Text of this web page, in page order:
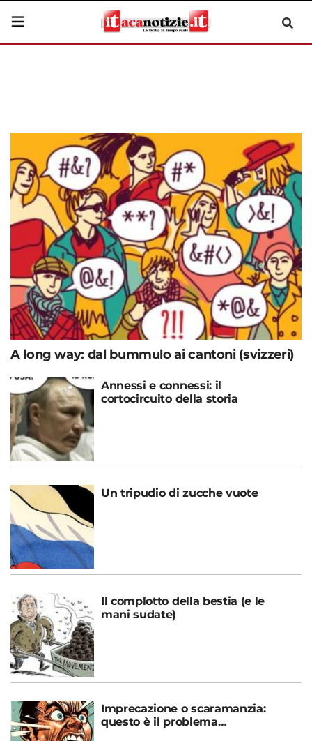
A long way: dal bummulo ai cantoni (svizzeri)
Annessi e connessi: il
cortocircuito della storia
Un tripudio di zucche vuote
Il complotto della bestia (e le
mani sudate)
Imprecazione o scaramanzia:
questo è il problema…